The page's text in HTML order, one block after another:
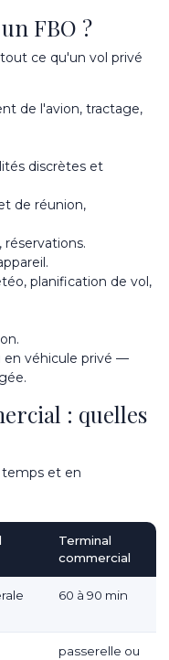
FBO ?
ce qu'un vol privé
de l'avion, tractage,
discrètes et
de réunion,
réservations.
planification de vol,
en véhicule privé —
: quelles
et en
Terminal
commercial
60 à 90 min
passerelle ou